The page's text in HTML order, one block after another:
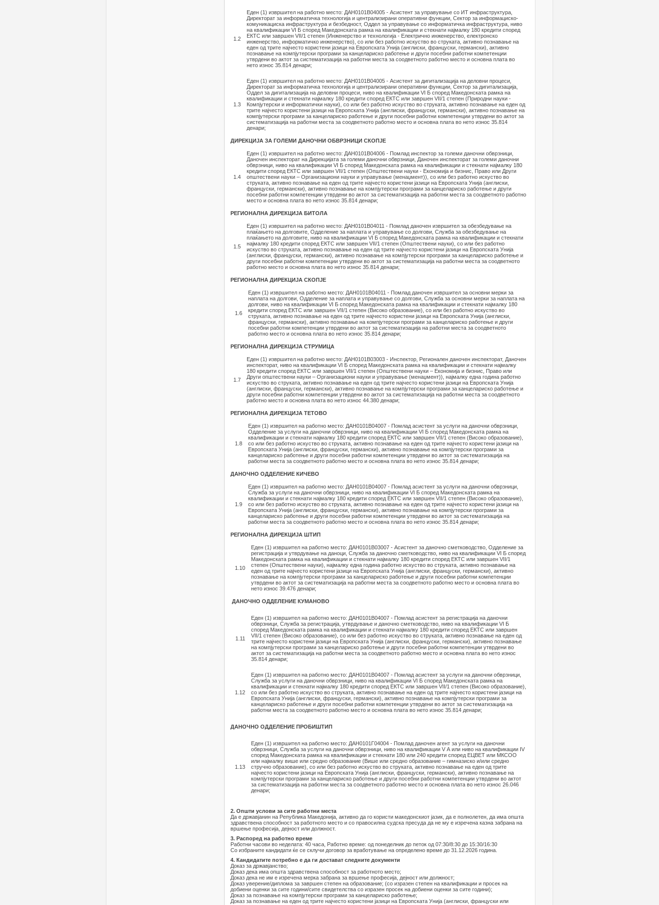
1.2
Еден (1) извршител на работно место: ДАН0101В04005 - Асистент за управување со ИТ инфраструктура,
Директорат за информатичка технологија и централизирани оперативни функции, Сектор за информациско-
комуникациска инфраструктура и безбедност, Оддел за управување со информатичка инфраструктура, ниво
на квалификации VI Б според Македонската рамка на квалификации и стекнати најмалку 180 кредити според
ЕКТС или завршен VII/1 степен (Инженерство и технологија - Електрично инженерство, електронско
инженерство, информатичко инженерство), со или без работно искуство во струката, активно познавање на
еден од трите најчесто користени јазици на Европската Унија (англиски, француски, германски), активно
познавање на компјутерски програми за канцелариско работење и други посебни работни компетенции
утврдени во актот за систематизација на работни места за соодветното работно место и основна плата во
нето износ 35.814 денари;
1.3
Еден (1) извршител на работно место: ДАН0101В04005 - Асистент за дигитализација на деловни процеси,
Директорат за информатичка технологија и централизирани оперативни функции, Сектор за дигитализација,
Оддел за дигитализација на деловни процеси, ниво на квалификации VI Б според Македонската рамка на
квалификации и стекнати најмалку 180 кредити според ЕКТС или завршен VII/1 степен (Природни науки -
Компјутерски и информатички науки), со или без работно искуство во струката, активно познавање на еден од
трите најчесто користени јазици на Европската Унија (англиски, француски, германски), активно познавање на
компјутерски програми за канцелариско работење и други посебни работни компетенции утврдени во актот за
систематизација на работни места за соодветното работно место и основна плата во нето износ 35.814
денари;
ДИРЕКЦИЈА ЗА ГОЛЕМИ ДАНОЧНИ ОБВРЗНИЦИ СКОПЈЕ
1.4
Еден (1) извршител на работно место: ДАН0101В04006 - Помлад инспектор за големи даночни обврзници,
Даночен инспекторат на Дирекцијата за големи даночни обврзници, Даночен инспекторат за големи даночни
обврзници, ниво на квалификации VI Б според Македонската рамка на квалификации и стекнати најмалку 180
кредити според ЕКТС или завршен VII/1 степен (Општествени науки - Економија и бизнис, Право или Други
општествени науки – Организациони науки и управување (менаџмент)), со или без работно искуство во
струката, активно познавање на еден од трите најчесто користени јазици на Европската Унија (англиски,
француски, германски), активно познавање на компјутерски програми за канцелариско работење и други
посебни работни компетенции утврдени во актот за систематизација на работни места за соодветното работно
место и основна плата во нето износ 35.814 денари;
РЕГИОНАЛНА ДИРЕКЦИЈА БИТОЛА
1.5
Еден (1) извршител на работно место: ДАН0101В04011 - Помлад даночен извршител за обезбедување на
плаќањето на долговите, Одделение за наплата и управување со долгови, Служба за обезбедување на
плаќањето на долговите, ниво на квалификации VI Б според Македонската рамка на квалификации и стекнати
најмалку 180 кредити според ЕКТС или завршен VII/1 степен (Општествени науки), со или без работно
искуство во струката, активно познавање на еден од трите најчесто користени јазици на Европската Унија
(англиски, француски, германски), активно познавање на компјутерски програми за канцелариско работење и
други посебни работни компетенции утврдени во актот за систематизација на работни места за соодветното
работно место и основна плата во нето износ 35.814 денари;
РЕГИОНАЛНА ДИРЕКЦИЈА СКОПЈЕ
1.6
Еден (1) извршител на работно место: ДАН0101В04011 - Помлад даночен извршител за основни мерки за
наплата на долгови, Одделение за наплата и управување со долгови, Служба за основни мерки за наплата на
долгови, ниво на квалификации VI Б според Македонската рамка на квалификации и стекнати најмалку 180
кредити според ЕКТС или завршен VII/1 степен (Високо образование), со или без работно искуство во
струката, активно познавање на еден од трите најчесто користени јазици на Европската Унија (англиски,
француски, германски), активно познавање на компјутерски програми за канцелариско работење и други
посебни работни компетенции утврдени во актот за систематизација на работни места за соодветното
работно место и основна плата во нето износ 35.814 денари;
РЕГИОНАЛНА ДИРЕКЦИЈА СТРУМИЦА
1.7
Еден (1) извршител на работно место: ДАН0101В03003 - Инспектор, Регионален даночен инспекторат, Даночен
инспекторат, ниво на квалификации VI Б според Македонската рамка на квалификации и стекнати најмалку
180 кредити според ЕКТС или завршен VII/1 степен (Општествени науки – Економија и бизнис, Право или
Други општествени науки – Организациони науки и управување (менаџмент)), најмалку една година работно
искуство во струката, активно познавање на еден од трите најчесто користени јазици на Европската Унија
(англиски, француски, германски), активно познавање на компјутерски програми за канцелариско работење и
други посебни работни компетенции утврдени во актот за систематизација на работни места за соодветното
работно место и основна плата во нето износ 44.380 денари;
РЕГИОНАЛНА ДИРЕКЦИЈА ТЕТОВО
1.8
Еден (1) извршител на работно место: ДАН0101В04007 - Помлад асистент за услуги на даночни обврзници,
Одделение за услуги на даночни обврзници, ниво на квалификации VI Б според Македонската рамка на
квалификации и стекнати најмалку 180 кредити според ЕКТС или завршен VII/1 степен (Високо образование),
со или без работно искуство во струката, активно познавање на еден од трите најчесто користени јазици на
Европската Унија (англиски, француски, германски), активно познавање на компјутерски програми за
канцелариско работење и други посебни работни компетенции утврдени во актот за систематизација на
работни места за соодветното работно место и основна плата во нето износ 35.814 денари;
ДАНОЧНО ОДДЕЛЕНИЕ КИЧЕВО
1.9
Еден (1) извршител на работно место: ДАН0101В04007 - Помлад асистент за услуги на даночни обврзници,
Служба за услуги на даночни обврзници, ниво на квалификации VI Б според Македонската рамка на
квалификации и стекнати најмалку 180 кредити според ЕКТС или завршен VII/1 степен (Високо образование),
со или без работно искуство во струката, активно познавање на еден од трите најчесто користени јазици на
Европската Унија (англиски, француски, германски), активно познавање на компјутерски програми за
канцелариско работење и други посебни работни компетенции утврдени во актот за систематизација на
работни места за соодветното работно место и основна плата во нето износ 35.814 денари;
РЕГИОНАЛНА ДИРЕКЦИЈА ШТИП
1.10
Еден (1) извршител на работно место: ДАН0101В03007 - Асистент за даночно сметководство, Одделение за
регистрација и утврдување на даноци, Служба за даночно сметководство, ниво на квалификации VI Б според
Македонската рамка на квалификации и стекнати најмалку 180 кредити според ЕКТС или завршен VII/1
степен (Општествени науки), најмалку една година работно искуство во струката, активно познавање на
еден од трите најчесто користени јазици на Европската Унија (англиски, француски, германски), активно
познавање на компјутерски програми за канцелариско работење и други посебни работни компетенции
утврдени во актот за систематизација на работни места за соодветното работно место и основна плата во
нето износ 39.476 денари;
ДАНОЧНО ОДДЕЛЕНИЕ КУМАНОВО
1.11
Еден (1) извршител на работно место: ДАН0101В04007 - Помлад асистент за регистрација на даночни
обврзници, Служба за регистрација, утврдување и даночно сметководство, ниво на квалификации VI Б
според Македонската рамка на квалификации и стекнати најмалку 180 кредити според ЕКТС или завршен
VII/1 степен (Високо образование), со или без работно искуство во струката, активно познавање на еден од
трите најчесто користени јазици на Европската Унија (англиски, француски, германски), активно познавање
на компјутерски програми за канцелариско работење и други посебни работни компетенции утврдени во
актот за систематизација на работни места за соодветното работно место и основна плата во нето износ
35.814 денари;
1.12
Еден (1) извршител на работно место: ДАН0101В04007 - Помлад асистент за услуги на даночни обврзници,
Служба за услуги на даночни обврзници, ниво на квалификации VI Б според Македонската рамка на
квалификации и стекнати најмалку 180 кредити според ЕКТС или завршен VII/1 степен (Високо образование),
со или без работно искуство во струката, активно познавање на еден од трите најчесто користени јазици на
Европската Унија (англиски, француски, германски), активно познавање на компјутерски програми за
канцелариско работење и други посебни работни компетенции утврдени во актот за систематизација на
работни места за соодветното работно место и основна плата во нето износ 35.814 денари;
ДАНОЧНО ОДДЕЛЕНИЕ ПРОБИШТИП
1.13
Еден (1) извршител на работно место: ДАН0101Г04004 - Помлад даночен агент за услуги на даночни
обврзници, Служба за услуги на даночни обврзници, ниво на квалификации V А или ниво на квалификации IV
според Македонската рамка на квалификации и стекнати 180 или 240 кредити според ЕЦВЕТ или МКСОО
или најмалку више или средно образование (Више или средно образование – гимназиско и/или средно
стручно образование), со или без работно искуство во струката, активно познавање на еден од трите
најчесто користени јазици на Европската Унија (англиски, француски, германски), активно познавање на
компјутерски програми за канцелариско работење и други посебни работни компетенции утврдени во актот
за систематизација на работни места за соодветното работно место и основна плата во нето износ 26.046
денари;
2. Општи услови за сите работни места
Да е државјанин на Република Македонија, активно да го користи македонскиот јазик, да е полнолетен, да има општа
здравствена способност за работното место и со правосилна судска пресуда да не му е изречена казна забрана на
вршење професија, дејност или должност.
3. Распоред на работно време
Работни часови во неделата: 40 часа, Работно време: од понеделник до петок од 07:30/8:30 до 15:30/16:30
Со избраните кандидати ќе се склучи договор за вработување на определено време до 31.12.2026 година.
4. Кандидатите потребно е да ги достават следните документи
Доказ за државјанство;
Доказ дека има општа здравствена способност за работното место;
Доказ дека не им е изречена мерка забрана за вршење професија, дејност или должност;
Доказ уверение/диплома за завршен степен на образование; (со изразен степен на квалификации и просек на
добиени оценки за сите години/сите свидетелства со изразен просек на добиени оценки за сите години);
Доказ за познавање на компјутерски програми за канцелариско работење;
Доказ за познавање на еден од трите најчесто користени јазици на Европската Унија (англиски, француски или